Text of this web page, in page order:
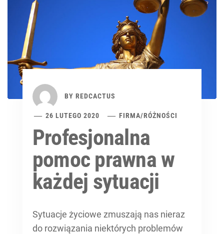
BY REDCACTUS
26 LUTEGO 2020 FIRMA/RÓŻNOŚCI
Profesjonalna
pomoc prawna w
każdej sytuacji
Sytuacje życiowe zmuszają nas nieraz
do rozwiązania niektórych problemów